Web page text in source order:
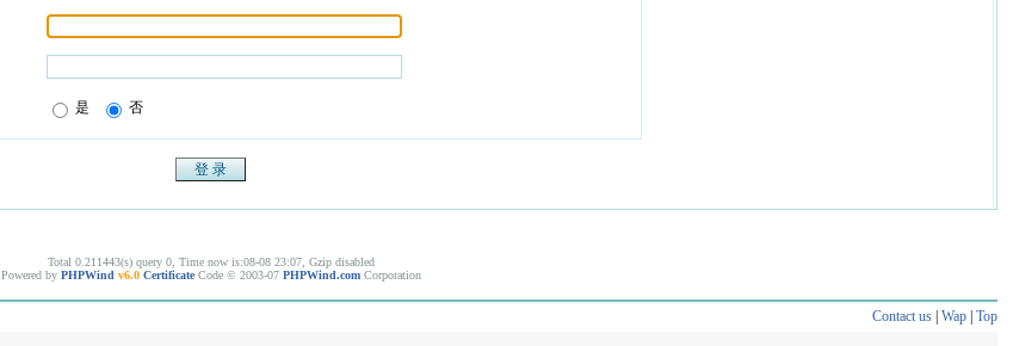
是 否
Total 0.211443(s) query 0, Time now is:08-08 23:07, Gzip disabled
Powered by PHPWind v6.0 Certificate Code © 2003-07 PHPWind.com Corporation
Contact us| Wap| Top